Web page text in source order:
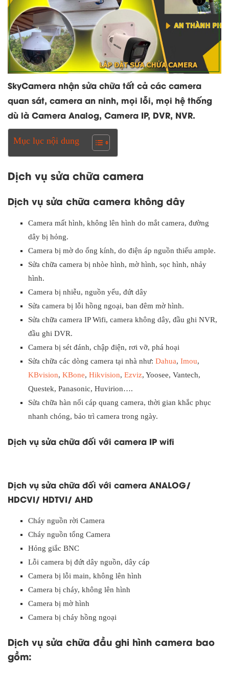
SkyCamera nhận sửa chữa tất cả các camera
quan sát, camera an ninh, mọi lỗi, mọi hệ thống
dù là Camera Analog, Camera IP, DVR, NVR.
Mục lục nội dung
Dịch vụ sửa chữa camera
Dịch vụ sửa chữa camera không dây
Camera mất hình, không lên hình do mắt camera, đường
dây bị hỏng.
Camera bị mờ do ống kính, do điện áp nguồn thiếu ample.
Sửa chữa camera bị nhòe hình, mờ hình, sọc hình, nhảy
hình.
Camera bị nhiễu, nguồn yếu, đứt dây
Sửa camera bị lỗi hồng ngoại, ban đêm mờ hình.
Sửa chữa camera IP Wifi, camera không dây, đầu ghi NVR,
đầu ghi DVR.
Camera bị sét đánh, chập điện, rơi vỡ, phá hoại
Sửa chữa các dòng camera tại nhà như: Dahua, Imou,
KBvision, KBone, Hikvision, Ezviz, Yoosee, Vantech,
Questek, Panasonic, Huvirion….
Sửa chữa hàn nối cáp quang camera, thời gian khắc phục
nhanh chóng, bảo trì camera trong ngày.
Dịch vụ sửa chữa đối với camera IP wifi
Dịch vụ sửa chữa đối với camera ANALOG/
HDCVI/ HDTVI/ AHD
Cháy nguồn rời Camera
Cháy nguồn tổng Camera
Hỏng giắc BNC
Lỗi camera bị đứt dây nguồn, dây cáp
Camera bị lỗi main, không lên hình
Camera bị cháy, không lên hình
Camera bị mờ hình
Camera bị cháy hồng ngoại
Dịch vụ sửa chữa đầu ghi hình camera bao
gồm: